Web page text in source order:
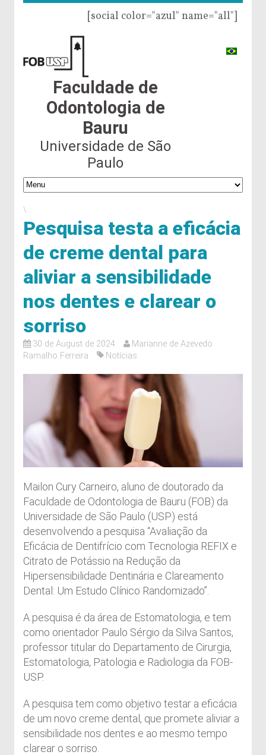
[social color="azul" name="all"]
Faculdade de
Odontologia de
Bauru
Universidade de São
Paulo
\
Pesquisa testa a eficácia
de creme dental para
aliviar a sensibilidade
nos dentes e clarear o
sorriso
30 de August de 2024
Marianne de Azevedo
Ramalho Ferreira
Notícias
Mailon Cury Carneiro, aluno de doutorado da
Faculdade de Odontologia de Bauru (FOB) da
Universidade de São Paulo (USP) está
desenvolvendo a pesquisa “Avaliação da
Eficácia de Dentifrício com Tecnologia REFIX e
Citrato de Potássio na Redução da
Hipersensibilidade Dentinária e Clareamento
Dental: Um Estudo Clínico Randomizado”.
A pesquisa é da área de Estomatologia, e tem
como orientador Paulo Sérgio da Silva Santos,
professor titular do Departamento de Cirurgia,
Estomatologia, Patologia e Radiologia da FOB-
USP.
A pesquisa tem como objetivo testar a eficácia
de um novo creme dental, que promete aliviar a
sensibilidade nos dentes e ao mesmo tempo
clarear o sorriso.